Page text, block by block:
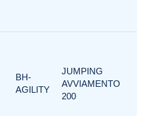
BH-
AGILITY
JUMPING
AVVIAMENTO
200